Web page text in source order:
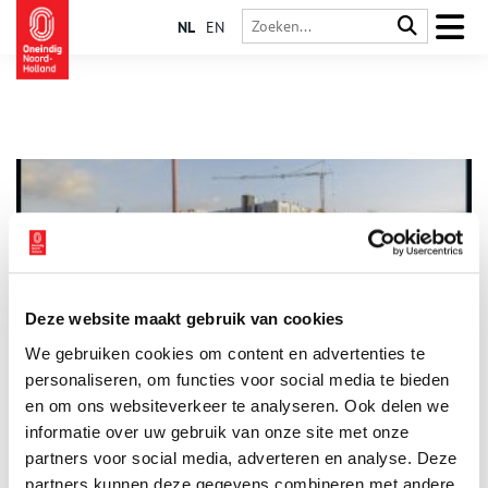
Deze website maakt gebruik van cookies
We gebruiken cookies om content en advertenties te
personaliseren, om functies voor social media te bieden
en om ons websiteverkeer te analyseren. Ook delen we
informatie over uw gebruik van onze site met onze
partners voor social media, adverteren en analyse. Deze
partners kunnen deze gegevens combineren met andere
NL EN
gemeentearchief
De Zaanstreek kent een zeer uitgebreide industriële
geschiedenis en is daarmee één van de meest bekende plekken
waar het Hollandse industriële erfgoed zijn sporen heeft
achter gelaten. Het geheugen van de Zaanstreek is in het
Gemeentearchief Zaanstad te vinden, waar boeken, tekeningen,
verslagen, prenten, kaarten en foto’s over het gebied van